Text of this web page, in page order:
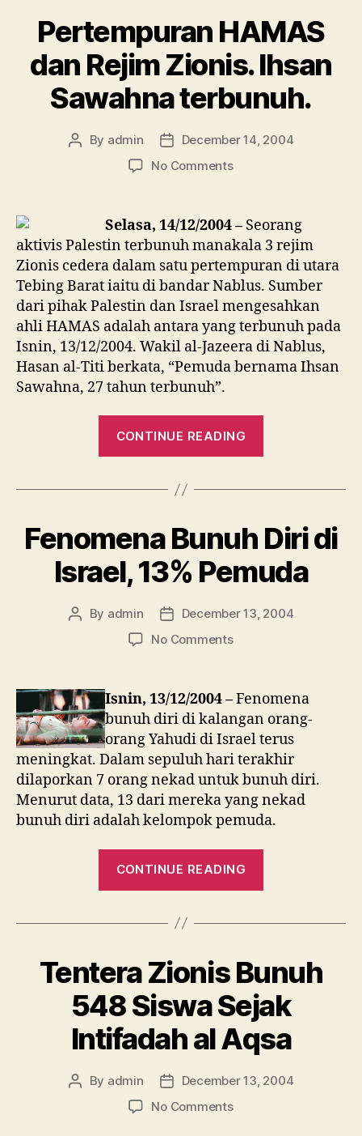
membunuh
Hamas”
Pertempuran HAMAS
dan Rejim Zionis. Ihsan
Sawahna terbunuh.
Post
By admin
Post
date
December 14, 2004
No Commentson
dan
Rejim
Zionis.
Ihsan
Sawahna
terbunuh.
Selasa, 14/12/2004 – Seorang
aktivis Palestin terbunuh manakala 3 rejim
Zionis cedera dalam satu pertempuran di utara
Tebing Barat iaitu di bandar Nablus. Sumber
dari pihak Palestin dan Israel mengesahkan
ahli HAMAS adalah antara yang terbunuh pada
Isnin, 13/12/2004. Wakil al-Jazeera di Nablus,
Hasan al-Titi berkata, “Pemuda bernama Ihsan
Sawahna, 27 tahun terbunuh”.
CONTINUE READING
Rejim
Ihsan
Sawahna
terbunuh.”
Fenomena Bunuh Diri di
Israel, 13% Pemuda
Post
By admin
Post
date
December 13, 2004
No Commentson
Diri
Israel,
13%
Pemuda
Isnin, 13/12/2004 –Fenomena
bunuh diri di kalangan orang-
orang Yahudi di Israel terus
meningkat. Dalam sepuluh hari terakhir
dilaporkan 7 orang nekad untuk bunuh diri.
Menurut data, 13 dari mereka yang nekad
bunuh diri adalah kelompok pemuda.
CONTINUE READING
di
13%
Tentera Zionis Bunuh
548 Siswa Sejak
Intifadah al Aqsa
Post
By admin
Post
date
December 13, 2004
No Commentson